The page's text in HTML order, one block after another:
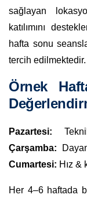
sağlayan
katılımını
hafta sonu
tercih edilmektedir.
Örnek
Pazartesi:
Çarşamba:
Cumartesi: Hız &
Her 4–6 haftada